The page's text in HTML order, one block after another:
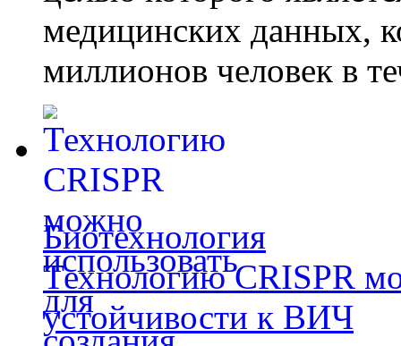
медицинских данных,
миллионов человек в
Биотехнология
Технологию CRISPR
устойчивости к ВИЧ